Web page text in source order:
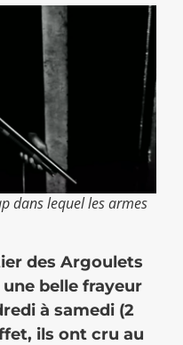
dans lequel les armes
des Argoulets
belle frayeur
à samedi (2
ils ont cru au